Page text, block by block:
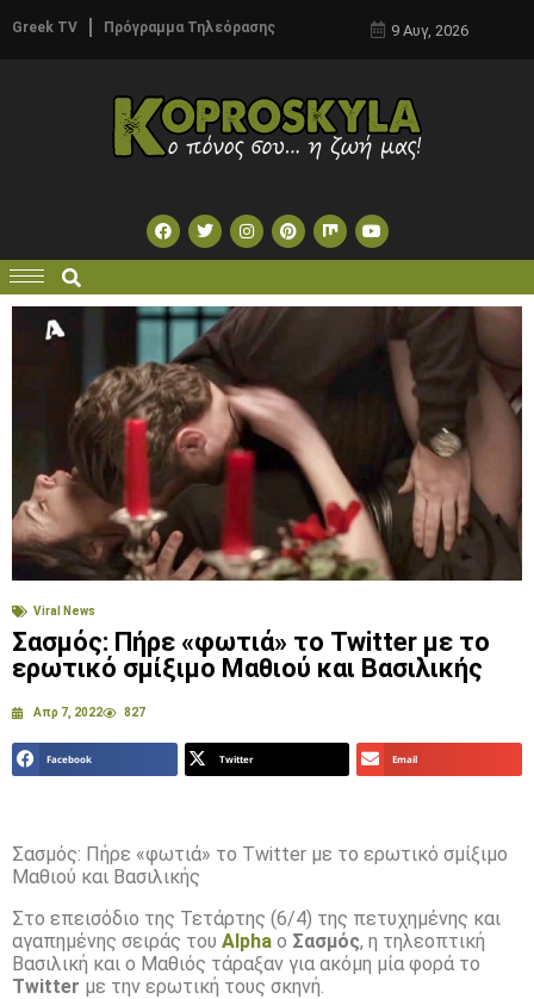
Greek TV Πρόγραμμα Τηλεόρασης 9 Αυγ, 2026
Viral News
Σασμός: Πήρε «φωτιά» το Twitter με το
ερωτικό σμίξιμο Μαθιού και Βασιλικής
Απρ 7, 2022 827
Facebook Twitter Email
Σασμός: Πήρε «φωτιά» το Twitter με το ερωτικό σμίξιμο
Μαθιού και Βασιλικής
Στο επεισόδιο της Τετάρτης (6/4) της πετυχημένης και
αγαπημένης σειράς του Alpha o Σασμός, η τηλεοπτική
Βασιλική και ο Μαθιός τάραξαν για ακόμη μία φορά το
Twitter με την ερωτική τους σκηνή.